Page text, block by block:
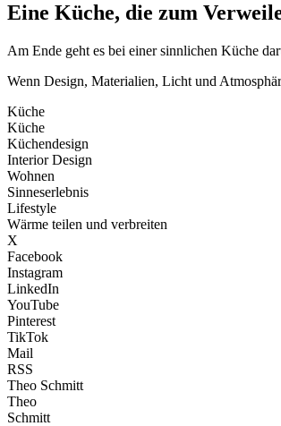
Eine Küche, die zum
Am Ende geht es bei einer sinnlichen Küche
Wenn Design, Materialien, Licht und
Küche
Küche
Küchendesign
Interior Design
Wohnen
Sinneserlebnis
Lifestyle
Wärme teilen und verbreiten
X
Facebook
Instagram
LinkedIn
YouTube
Pinterest
TikTok
Mail
RSS
Theo Schmitt
Theo
Schmitt